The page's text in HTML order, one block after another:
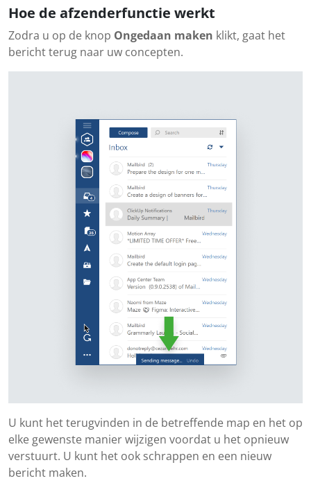
Hoe de afzenderfunctie werkt
Zodra u op de knop Ongedaan maken klikt, gaat het
bericht terug naar uw concepten.
U kunt het terugvinden in de betreffende map en het op
elke gewenste manier wijzigen voordat u het opnieuw
verstuurt. U kunt het ook schrappen en een nieuw
bericht maken.